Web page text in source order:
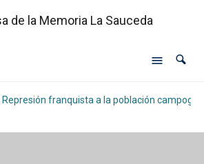
de la Memoria La Sauceda
Represión franquista a la población